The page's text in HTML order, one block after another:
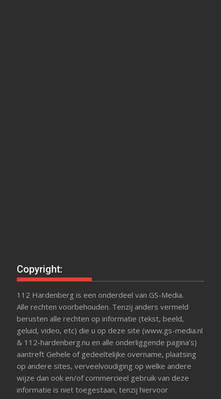
Copyright:
112 Hardenberg is een onderdeel van GS-Media.
Alle rechten voorbehouden. Tenzij anders vermeld
berusten alle rechten op informatie (tekst, beeld,
geluid, video, etc) die u op deze site (www.gs-media.nl
& 112-hardenberg.nu en alle onderliggende pagina’s)
aantreft Gehele of gedeeltelijke overname, plaatsing
op andere sites, verveelvoudiging op welke andere
wijze dan ook en/of commercieel gebruik van deze
informatie is niet toegestaan, tenzij hiervoor